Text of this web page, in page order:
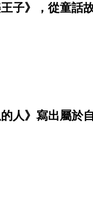
子》，從童話
人》寫出屬於